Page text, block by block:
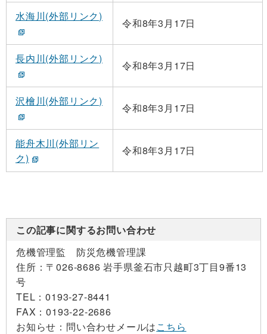
水海川(外部リンク)
令和8年3月17日
長内川(外部リンク)
令和8年3月17日
沢檜川(外部リンク)
令和8年3月17日
能舟木川(外部リン
ク)
令和8年3月17日
この記事に関するお問い合わせ
危機管理監 防災危機管理課
住所： 〒026-8686 岩手県釜石市只越町3丁目9番13
号
TEL：0193-27-8441
FAX：0193-22-2686
お知らせ： 問い合わせメールはこちら